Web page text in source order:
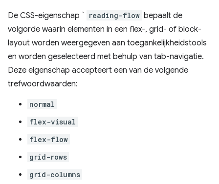
De CSS-eigenschap ` reading-flow bepaalt de
volgorde waarin elementen in een flex-, grid- of block-
layout worden weergegeven aan toegankelijkheidstools
en worden geselecteerd met behulp van tab-navigatie.
Deze eigenschap accepteert een van de volgende
trefwoordwaarden:
normal
flex-visual
flex-flow
grid-rows
grid-columns